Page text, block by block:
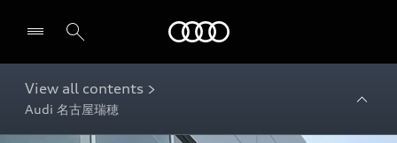
View all contents >
Audi 名古屋瑞穂